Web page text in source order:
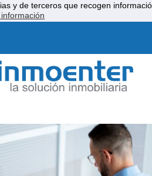
y de terceros que recogen